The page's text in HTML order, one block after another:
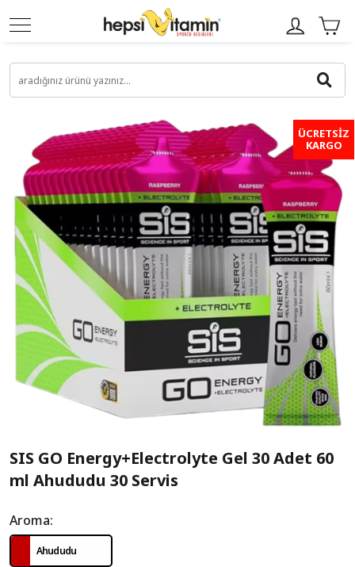
ÜCRETSİZ
KARGO
SIS GO Energy+Electrolyte Gel 30 Adet 60
ml Ahududu 30 Servis
Aroma:
Ahududu